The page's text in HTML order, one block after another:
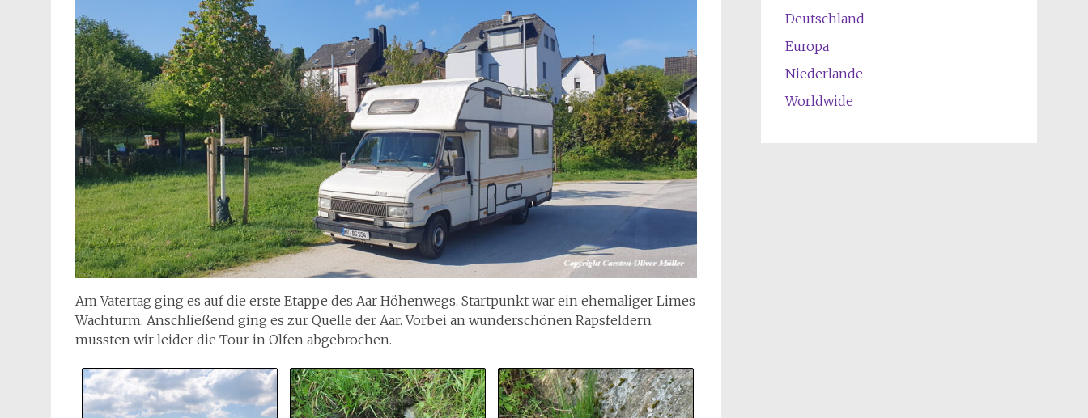
Am Vatertag ging es auf die erste Etappe des Aar Höhenwegs. Startpunkt war ein ehemaliger Limes
Wachturm. Anschließend ging es zur Quelle der Aar. Vorbei an wunderschönen Rapsfeldern
mussten wir leider die Tour in Olfen abgebrochen.
Deutschland
Europa
Niederlande
Worldwide